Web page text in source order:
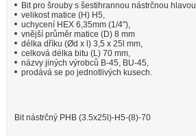
Bit pro šrouby s šestihrannou nástrčnou hlavou
velikost matice (H) H5,
uchycení HEX 6,35mm (1/4"),
vnější průměr matice (D) 8 mm
délka dříku (Ød x l) 3,5 x 25l mm,
celková délka bitu (L) 70 mm,
názvy jiných výrobců B-45, BU-45,
prodává se po jednotlivých kusech.
Bit nástrčný PHB (3.5x25l)-H5-(8)-70